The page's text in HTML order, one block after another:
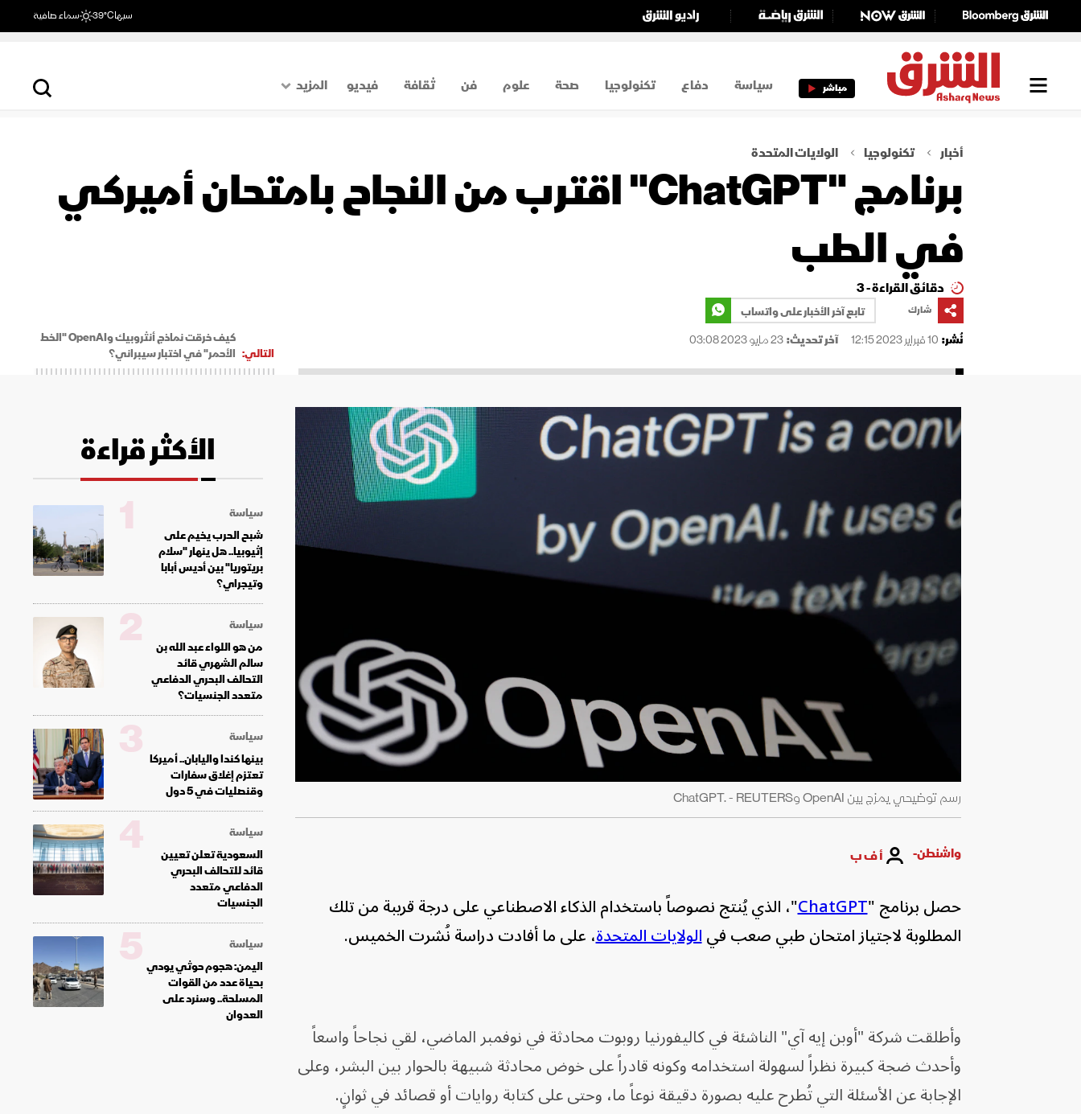
سبها39°C سماء صافية
مباشر سياسة دفاع تكنولوجيا صحة علوم فن ثقافة فيديو
المزيد
اقتصاد
رياضة
أخبار تكنولوجيا الولايات المتحدة
برنامج "ChatGPT" اقترب من النجاح بامتحان أميركي
في الطب
دقائق القراءة - 3
شارك
تابع آخر الأخبار على واتساب
نُشر: 10 فبراير 2023 12:15 آخر تحديث:23 مايو 2023 03:08
التالي:
كيف خرقت نماذج أنثروبيك وOpenAI "الخط
الأحمر" في اختبار سيبراني؟
رسم توضيحي يمزج بين OpenAI وChatGPT. - REUTERS
واشنطن- أ ف ب
حصل برنامج "ChatGPT"، الذي يُنتج نصوصاً باستخدام الذكاء الاصطناعي على درجة قريبة من تلك
المطلوبة لاجتياز امتحان طبي صعب فيالولايات المتحدة، على ما أفادت دراسة نُشرت الخميس.
وأطلقت شركة "أوبن إيه آي" الناشئة في كاليفورنيا روبوت محادثة في نوفمبر الماضي، لقي نجاحاً واسعاً
وأحدث ضجة كبيرة نظراً لسهولة استخدامه وكونه قادراً على خوض محادثة شبيهة بالحوار بين البشر، وعلى
الإجابة عن الأسئلة التي تُطرح عليه بصورة دقيقة نوعاً ما، وحتى على كتابة روايات أو قصائد في ثوانٍ.
الأكثر قراءة
سياسة
شبح الحرب يخيم على
إثيوبيا.. هل ينهار "سلام
بريتوريا" بين أديس أبابا
وتيجراي؟
1
سياسة
من هو اللواء عبد الله بن
سالم الشهري قائد
التحالف البحري الدفاعي
متعدد الجنسيات؟
2
سياسة
بينها كندا واليابان.. أميركا
تعتزم إغلاق سفارات
وقنصليات في 5 دول
3
سياسة
السعودية تعلن تعيين
قائد للتحالف البحري
الدفاعي متعدد
الجنسيات
4
سياسة
اليمن: هجوم حوثي يودي
بحياة عدد من القوات
المسلحة.. وسنرد على
العدوان
5